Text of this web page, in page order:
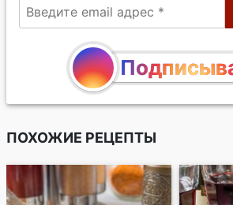
ПОХОЖИЕ РЕЦЕПТЫ